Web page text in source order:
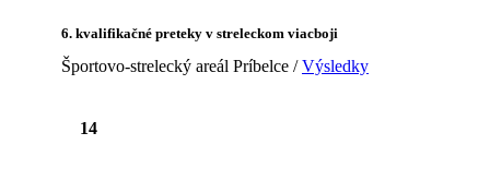
6. kvalifikačné preteky v streleckom viacboji
Športovo-strelecký areál Príbelce /Výsledky
14